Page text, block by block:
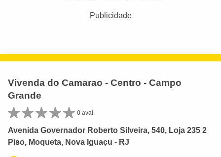
Publicidade
Vivenda do Camarao - Centro - Campo
Grande
0 aval.
Avenida Governador Roberto Silveira, 540, Loja 235 2
Piso, Moqueta, Nova Iguaçu - RJ